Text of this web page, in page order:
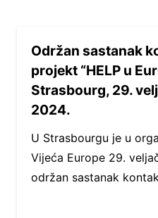
Održan sastanak
projekt “HELP u
Strasbourg, 29.
2024.
U Strasbourgu je u
Vijeća Europe 29.
održan sastanak